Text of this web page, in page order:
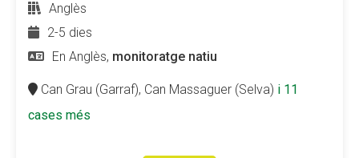
Anglès
2-5 dies
En Anglès, monitoratge natiu
Can Grau (Garraf), Can Massaguer (Selva) i 11
cases més